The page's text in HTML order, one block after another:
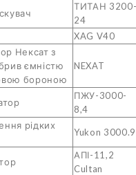
ТИТАН
24
XAG V40
Нексат з
ємністю
бороною
NEXAT
ПЖУ-3000-
8,4
рідких
Yukon 3000.9
АПІ-11,2
Cultan